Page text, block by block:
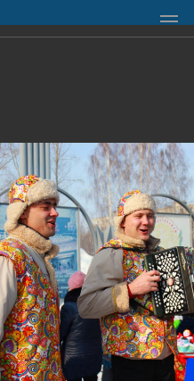
проспект, 34